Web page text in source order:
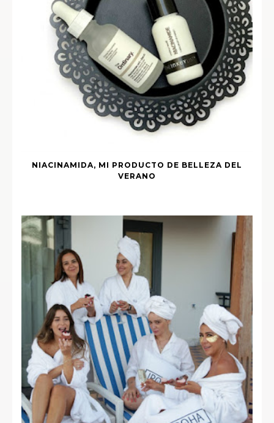
NIACINAMIDA, MI PRODUCTO DE BELLEZA DEL
VERANO